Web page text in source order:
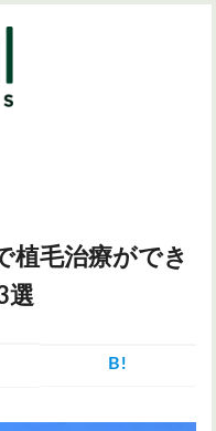
植毛治療ができ
選
B!